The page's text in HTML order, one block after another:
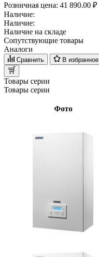
Розничная цена: 41 890.00 ₽
Наличие:
Наличие:
Наличие на складе
Сопутствующие товары
Аналоги
Сравнить В избранное
Товары серии
Товары серии
Фото